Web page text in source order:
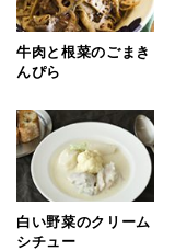
牛肉と根菜のごまき
んぴら
白い野菜のクリーム
シチュー